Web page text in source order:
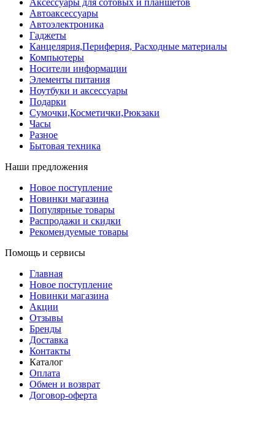
Автоаксессуары
Автоэлектроника
Гаджеты
Канцелярия,Периферия, Расходные материалы
Компьютеры
Носители информации
Элементы питания
Ноутбуки и аксессуары
Подарки
Сумочки,Косметички,Рюкзаки
Часы
Разное
Бытовая техника
Наши предложения
Новое поступление
Новинки магазина
Популярные товары
Распродажи и скидки
Рекомендуемые товары
Помощь и сервисы
Главная
Новое поступление
Новинки магазина
Акции
Отзывы
Бренды
Доставка
Контакты
Каталог
Оплата
Обмен и возврат
Договор-оферта